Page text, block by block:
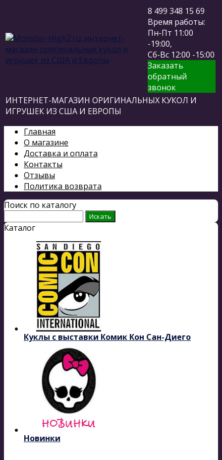
8 499 348 15 69
Время работы:
Пн-Пт 11:00
-19:00,
Сб-Вс 12:00 -15:00
Заказать
обратный
звонок
ИНТЕРНЕТ-МАГАЗИН ОРИГИНАЛЬНЫХ КУКОЛ И
ИГРУШЕК ИЗ США И ЕВРОПЫ
Главная
О магазине
Доставка и оплата
Контакты
Отзывы
Политика возврата
Поиск по каталогу
Каталог
Куклы с выставки Комик Кон Сан-Диего
Новинки